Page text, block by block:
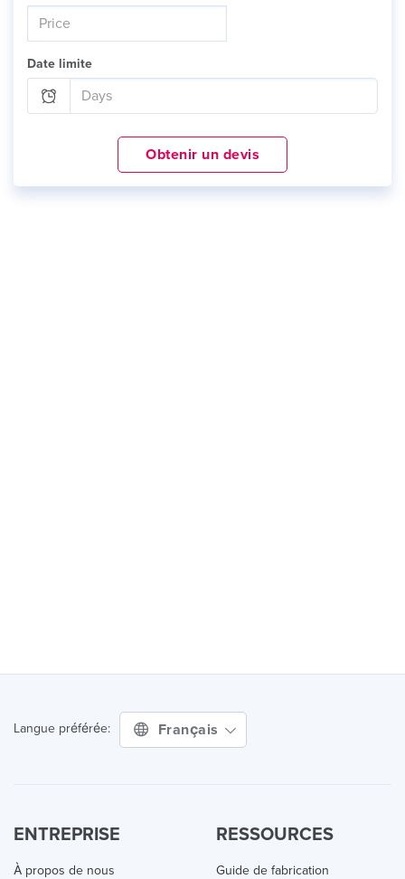
Date limite
Obtenir un devis
Langue préférée: Français
ENTREPRISE
À propos de nous
RESSOURCES
Guide de fabrication